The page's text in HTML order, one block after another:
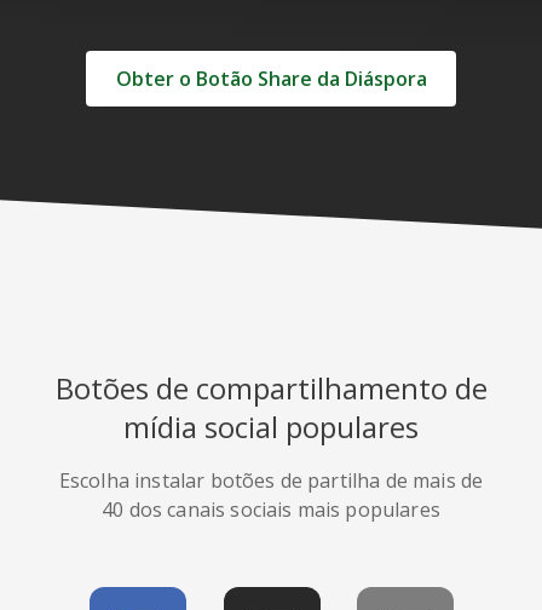
Obter o Botão Share da Diáspora
Botões de compartilhamento de
mídia social populares
Escolha instalar botões de partilha de mais de
40 dos canais sociais mais populares